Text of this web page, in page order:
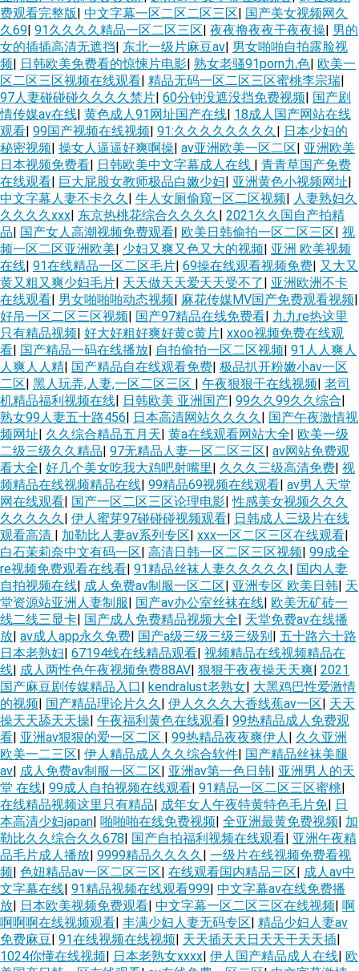
费观看完整版| 中文字幕一区二区二区三区| 国产美女视频网久
久69| 91久久久久精品一区二区三区| 夜夜撸夜夜干夜夜操| 男的
女的插插高清无遮挡| 东北一级片麻豆av| 男女啪啪自拍露脸视
频| 日韩欧美免费看的惊悚片电影| 熟女老骚91porn九色| 欧美一
区二区三区视频在线观看| 精品无码一区二区三区蜜桃李宗瑞|
97人妻碰碰碰久久久久禁片| 60分钟没遮没挡免费视频| 国产剧
情传媒av在线| 黄色成人91网址国产在线| 18成人国产网站在线
观看| 99国产视频在线视频| 91:久久久久久久久久| 日本少妇的
秘密视频| 操女人逼逼好爽啊操| av亚洲欧美一区二区| 亚洲欧美
日本视频免费看| 日韩欧美中文字幕成人在线 | 青青草国产免费
在线观看| 巨大屁股女教师极品白嫩少妇| 亚洲黄色小视频网址|
中文字幕人妻不卡久久| 牛人女厕偷窥—区二区视频| 人妻熟妇久
久久久久xxx| 东京热桃花综合久久久久| 2021久久国自产拍精
品| 国产女人高潮视频免费观看| 欧美日韩偷拍一区二区三区| 视
频一区二区亚洲欧美| 少妇又爽又色又大的视频| 亚洲 欧美视频
在线| 91在线精品一区二区毛片| 69操在线观看视频免费| 又大又
黄又粗又爽少妇毛片| 天天做天天爱天天受不了| 亚洲欧洲不卡
在线观看| 男女啪啪啪动态视频| 麻花传媒MV国产免费观看视频|
好吊一区二区三区视频| 国产97精品在线免费看| 九九re热这里
只有精品视频| 好大好粗好爽好黄c黄片| xxoo视频免费在线观
看| 国产精品一码在线播放| 自拍偷拍一区二区视频| 91人人爽人
人爽人人精| 国产精品自在线观看免费| 极品扒开粉嫩小av一区
二区| 黑人玩弄,人妻,一区二区三区 | 午夜狠狠干在线视频| 老司
机精品福利视频在线| 日韩欧美 亚洲国产| 99久久99久久综合|
熟女99人妻五十路456| 日本高清网站久久久久| 国产午夜激情视
频网址| 久久综合精品五月天| 黄a在线观看网站大全| 欧美一级
二级三级久久精品| 97无精品人妻一区二区三区| av网站免费观
看大全| 好几个美女吃我大鸡吧射嘴里| 久久久三级高清免费| 视
频精品在线视频精品在线| 99精品69视频在线观看| av男人天堂
网在线观看| 国产一区二区三区论理电影|性感美女视频久久久
久久久久久| 伊人蜜芽97碰碰碰视频观看| 日韩成人三级片在线
观看高清 | 加勒比人妻av系列专区| xxx一区二区三区在线观看|
白石茉莉奈中文有码一区| 高清日韩一区二区三区视频| 99成全
re视频免费观看在线看| 91精品丝袜人妻久久久久久| 国内人妻
自拍视频在线| 成人免费av制服一区二区| 亚洲专区 欧美日韩| 天
堂资源站亚洲人妻制服| 国产av办公室丝袜在线| 欧美无矿砖一
线二线三显卡| 国产成人免费精品视频大全| 天堂免费av在线播
放| av成人app永久免费| 国产a级三级三级三级别| 五十路六十路
日本老熟妇| 67194线在线精品观看| 视频精品在线视频精品在
线| 成人两性色午夜视频免费88AV| 狠狠干夜夜操天天爽| 2021
国产麻豆剧传媒精品入口| kendralust老熟女| 大黑鸡巴性爱激情
的视频| 国产精品理论片久久| 伊人久久久大香线蕉av一区| 天天
操天天舔天天操| 午夜福利黄色在线观看| 99热精品成人免费观
看| 亚洲av狠狠的爱一区二区 | 99热精品夜夜爽伊人| 久久亚洲
欧美一二三区| 伊人精品成人久久综合软件| 国产精品丝袜美腿
av| 成人免费av制服一区二区| 亚洲av第一色日韩| 亚洲男人的天
堂 在线| 99成人自拍视频在线观看| 91精品一区二区三区蜜桃|
在线精品视频这里只有精品| 成年女人午夜特黄特色毛片免| 日
本高清少妇japan| 啪啪啪在线免费视频| 全亚洲最黄免费视频| 加
勒比久久综合久久678| 国产自拍福利视频在线观看| 亚洲午夜精
品毛片成人播放| 9999精品久久久久| 一级片在线视频免费看视
频| 色妞精品av一区二区三区| 在线观看国内精品三区| 成人av中
文字幕在线| 91精品视频在线观看999| 中文字幕av在线免费播
放| 日本欧美视频免费观看| 中文字幕一区二区三区在线视频| 啊
啊啊啊在线视频观看| 丰满少妇人妻无码专区| 精品少妇人妻av
免费麻豆| 91在线视频在线视频| 天天插天天日天天干天天插|
1024你懂在线视频| 日本老熟女xxxx| 伊人国产精品成人在线| 欧